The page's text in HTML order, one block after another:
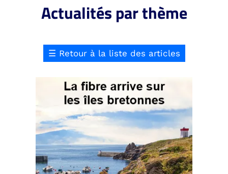
Actualités par thème
☰ Retour à la liste des articles